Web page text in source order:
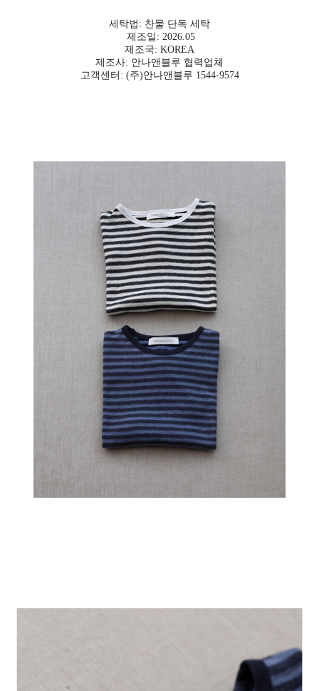
세탁법: 찬물 단독 세탁
제조일: 2026.05
제조국: KOREA
제조사: 안나앤블루 협력업체
고객센터: (주)안나앤블루 1544-9574